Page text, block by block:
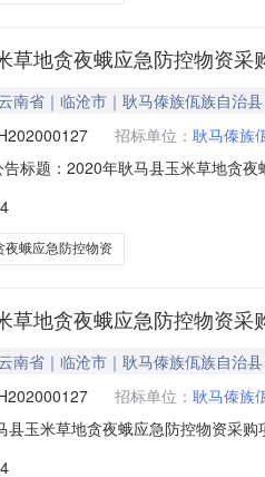
草地贪夜蛾应急防控物资
南省｜临沧市｜耿马傣族佤族自治县
招标单位： 耿马傣族
标题：2020年耿马县玉米草地贪
）号”文件标准收取。收费金额(万
夜蛾应急防控物资
草地贪夜蛾应急防控物资采
南省｜临沧市｜耿马傣族佤族自治县
招标单位： 耿马傣族
县玉米草地贪夜蛾应急防控物资采